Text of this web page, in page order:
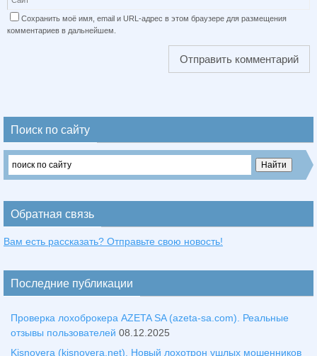
Сохранить моё имя, email и URL-адрес в этом браузере для размещения
комментариев в дальнейшем.
Поиск по сайту
Обратная связь
Вам есть рассказать? Отправьте свою новость!
Последние публикации
Проверка лохоброкера AZETA SA (azeta-sa.com). Реальные
отзывы пользователей 08.12.2025
Kisnovera (kisnovera.net). Новый лохотрон ушлых мошенников